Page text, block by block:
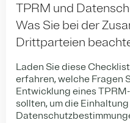
TPRM und
Was Sie bei der
Drittparteien
Laden Sie diese
erfahren, welche Fragen
Entwicklung eines
sollten, um die